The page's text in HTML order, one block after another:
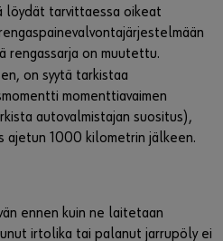
löydät tarvittaessa oikeat
rengassarja on muutettu.
on syytä tarkistaa
momenttiavaimen
autovalmistajan suositus),
ajetun 1000 kilometrin jälkeen.
ennen kuin ne laitetaan
irtolika tai palanut jarrupöly ei